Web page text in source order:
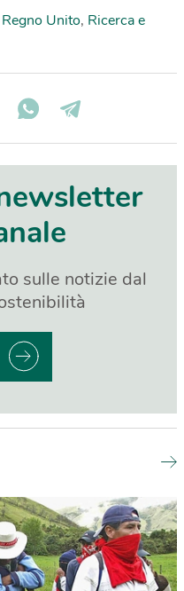
Regno Unito, Ricerca e
sulle notizie dal